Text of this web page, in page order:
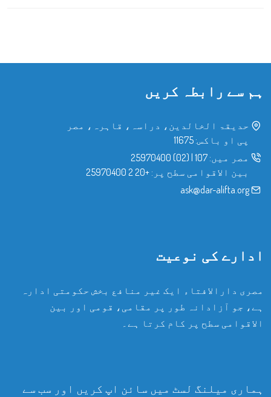
ہم سے رابطہ کریں
حدیقۃ الخالدین، دراسہ، قاہرہ، مصر
پی او باکس: 11675
مصر میں: 107
|
(02) 25970400
بین الاقوامی سطح پر: +20 2 25970400
ask@dar-alifta.org
ادارے کی نوعیت
مصری دارالافتاء ایک غیر منافع بخش حکومتی ادارہ
ہے، جو آزادانہ طور پر مقامی، قومی اور بین
الاقوامی سطح پر کام کرتا ہے۔
ہماری میلنگ لسٹ میں سائن اپ کریں اور سب سے